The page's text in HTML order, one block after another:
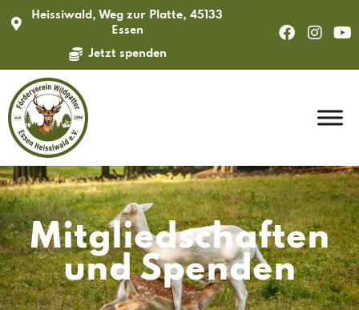
Heissiwald, Weg zur Platte, 45133
Essen
Jetzt spenden
Mitglied­schaften
und Spenden